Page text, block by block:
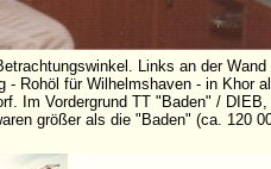
Links an der
- Rohöl für Wilhelmshaven - in Khor
Im Vordergrund TT "Baden" /
größer als die "Baden" (ca. 120